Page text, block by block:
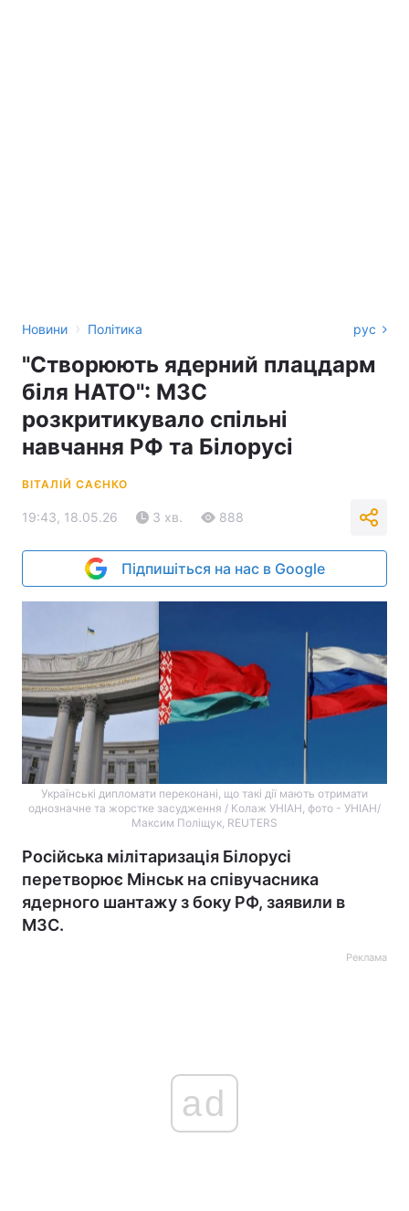
Новини › Політика рус
"Створюють ядерний плацдарм
біля НАТО": МЗС
розкритикувало спільні
навчання РФ та Білорусі
ВІТАЛІЙ САЄНКО
19:43, 18.05.26 3 хв. 888
Підпишіться на нас в Google
Українські дипломати переконані, що такі дії мають отримати
однозначне та жорстке засудження / Колаж УНІАН, фото - УНІАН/
Максим Поліщук, REUTERS
Російська мілітаризація Білорусі
перетворює Мінськ на співучасника
ядерного шантажу з боку РФ, заявили в
МЗС.
Реклама
ad